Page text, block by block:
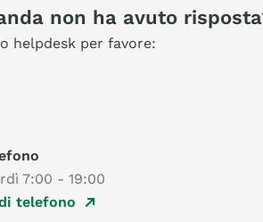
non ha avuto
helpdesk per favore:
7:00 - 19:00
telefono